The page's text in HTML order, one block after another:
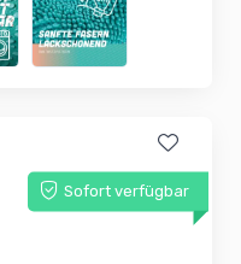
Sofort verfügbar